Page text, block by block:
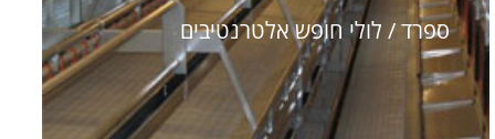
ספרד / לולי חופש אלטרנטיבים